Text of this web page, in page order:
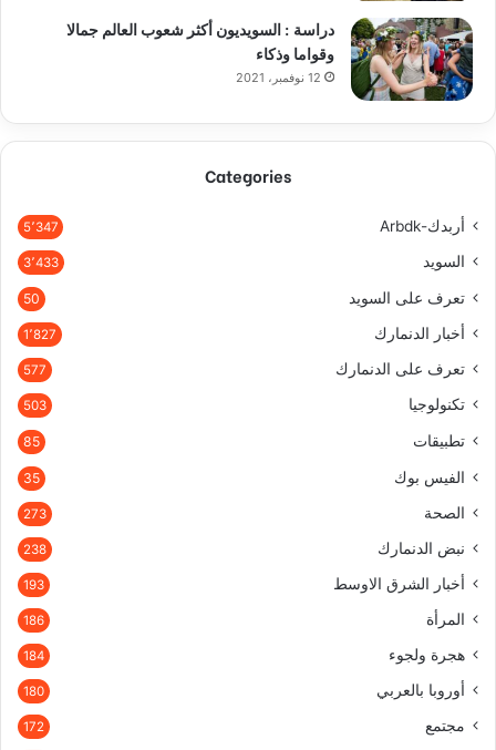
دراسة : السويديون أكثر شعوب العالم جمالا
وقواما وذكاء
12 نوفمبر، 2021
Categories
أربدك-Arbdk 5٬347
السويد 3٬433
تعرف على السويد 50
أخبار الدنمارك 1٬827
تعرف على الدنمارك 577
تكنولوجيا 503
تطبيقات 85
الفيس بوك 35
الصحة 273
نبض الدنمارك 238
أخبار الشرق الاوسط 193
المرأة 186
هجرة ولجوء 184
أوروبا بالعربي 180
مجتمع 172